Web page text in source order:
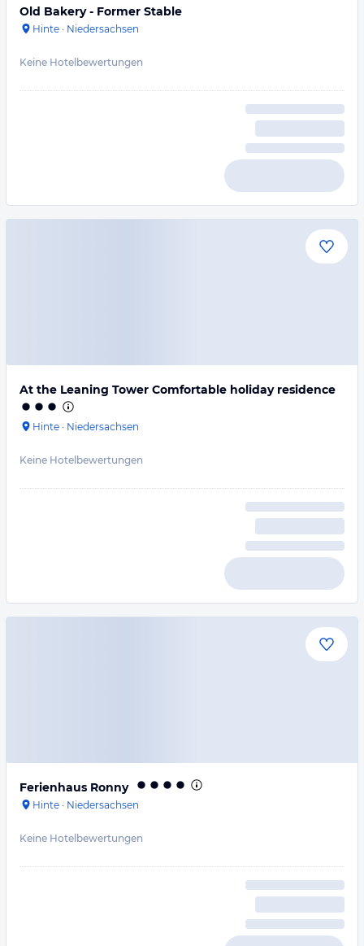
Old Bakery - Former Stable
Hinte · Niedersachsen
Keine Hotelbewertungen
At the Leaning Tower Comfortable holiday residence
Hinte · Niedersachsen
Keine Hotelbewertungen
Ferienhaus Ronny
Hinte · Niedersachsen
Keine Hotelbewertungen